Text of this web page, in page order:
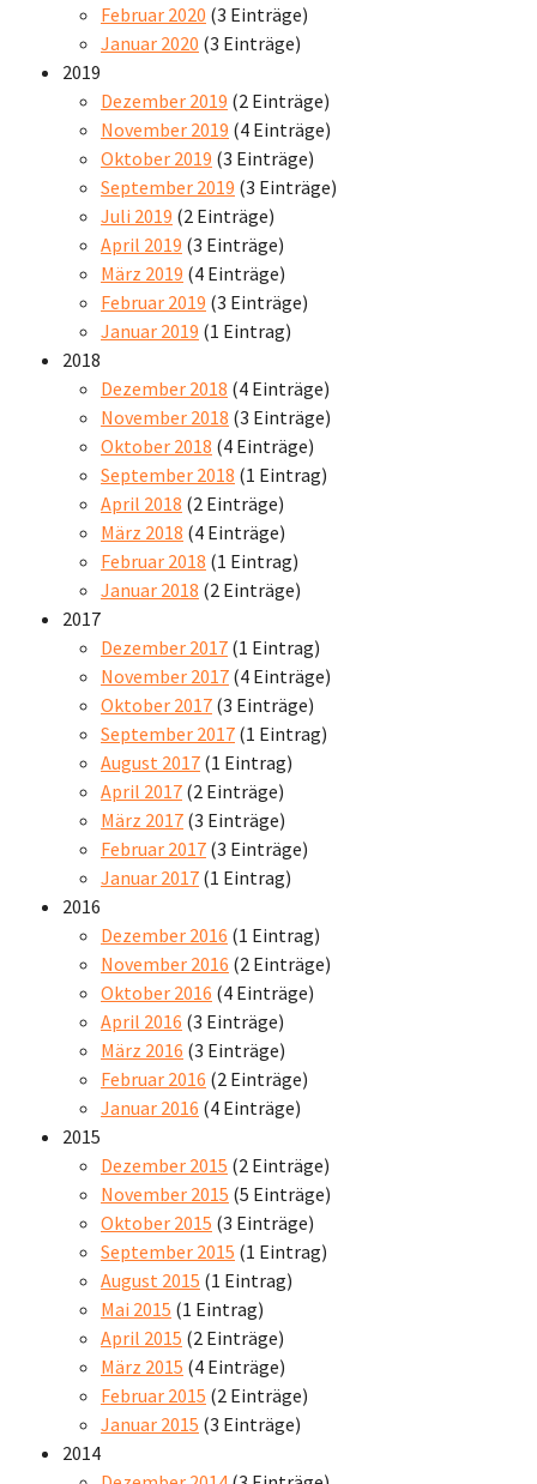
Februar 2020 (3 Einträge)
Januar 2020 (3 Einträge)
2019
Dezember 2019 (2 Einträge)
November 2019 (4 Einträge)
Oktober 2019 (3 Einträge)
September 2019 (3 Einträge)
Juli 2019 (2 Einträge)
April 2019 (3 Einträge)
März 2019 (4 Einträge)
Februar 2019 (3 Einträge)
Januar 2019 (1 Eintrag)
2018
Dezember 2018 (4 Einträge)
November 2018 (3 Einträge)
Oktober 2018 (4 Einträge)
September 2018 (1 Eintrag)
April 2018 (2 Einträge)
März 2018 (4 Einträge)
Februar 2018 (1 Eintrag)
Januar 2018 (2 Einträge)
2017
Dezember 2017 (1 Eintrag)
November 2017 (4 Einträge)
Oktober 2017 (3 Einträge)
September 2017 (1 Eintrag)
August 2017 (1 Eintrag)
April 2017 (2 Einträge)
März 2017 (3 Einträge)
Februar 2017 (3 Einträge)
Januar 2017 (1 Eintrag)
2016
Dezember 2016 (1 Eintrag)
November 2016 (2 Einträge)
Oktober 2016 (4 Einträge)
April 2016 (3 Einträge)
März 2016 (3 Einträge)
Februar 2016 (2 Einträge)
Januar 2016 (4 Einträge)
2015
Dezember 2015 (2 Einträge)
November 2015 (5 Einträge)
Oktober 2015 (3 Einträge)
September 2015 (1 Eintrag)
August 2015 (1 Eintrag)
Mai 2015 (1 Eintrag)
April 2015 (2 Einträge)
März 2015 (4 Einträge)
Februar 2015 (2 Einträge)
Januar 2015 (3 Einträge)
2014